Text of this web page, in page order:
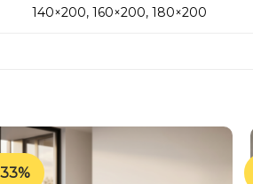
140×200, 160×200, 180×200